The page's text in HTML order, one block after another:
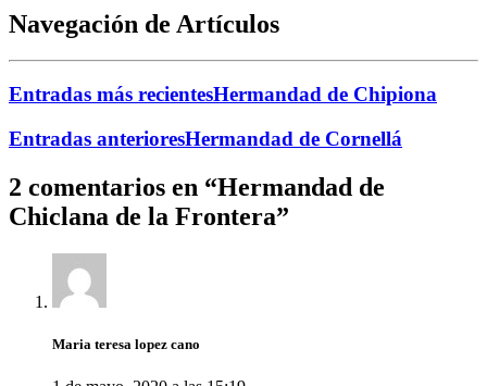
Navegación de Artículos
Entradas más recientesHermandad de Chipiona
Entradas anterioresHermandad de Cornellá
2 comentarios en “Hermandad de
Chiclana de la Frontera”
Maria teresa lopez cano